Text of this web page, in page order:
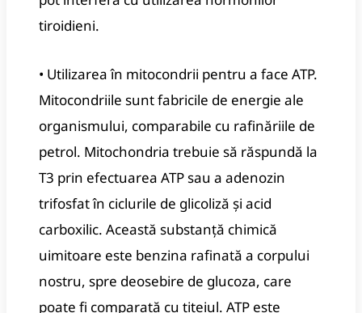
tiroidieni.
• Utilizarea în mitocondrii pentru a face ATP.
Mitocondriile sunt fabricile de energie ale
organismului, comparabile cu rafinăriile de
petrol. Mitochondria trebuie să răspundă la
T3 prin efectuarea ATP sau a adenozin
trifosfat în ciclurile de glicoliză și acid
carboxilic. Această substanță chimică
uimitoare este benzina rafinată a corpului
nostru, spre deosebire de glucoza, care
poate fi comparată cu țițeiul. ATP este